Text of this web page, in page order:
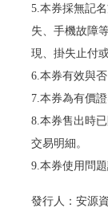
5.本券採無記
失、手機故障
現、掛失止付或
6.本券有效與
7.本券為有價
8.本券售出時
交易明細。
9.本券使用問題
發行人：安源